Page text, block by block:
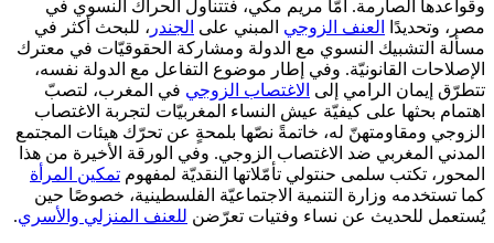
وقواعدها الصارمة. أمّا مريم مكّي، فتتناول الحراك النسوي في
مصر، وتحديدًا
العنف الزوجي المبني على الجندر ، للبحث أكثر في
مسألة التشبيك النسوي مع الدولة ومشاركة الحقوقيّات في معترك
الإصلاحات القانونيّة. وفي إطار موضوع التفاعل مع الدولة نفسه،
تتطرّق إيمان الرامي إلى الاغتصاب الزوجي في المغرب، لتصبّ
اهتمام بحثها على كيفيّة عيش النساء المغربيّات لتجربة الاغتصاب
الزوجي ومقاومتهنّ له، خاتمةً نصّها بلمحةٍ عن تحرّك هيئات المجتمع
المدني المغربي ضد الاغتصاب الزوجي. وفي الورقة الأخيرة من هذا
المحور، تكتب سلمى حنتولي تأمّلاتها النقديّة لمفهوم تمكين المرأة
كما تستخدمه وزارة التنمية الاجتماعيّة الفلسطينية، خصوصًا حين
يُستعمل للحديث عن نساء وفتيات تعرّضن للعنف المنزلي والأسري.